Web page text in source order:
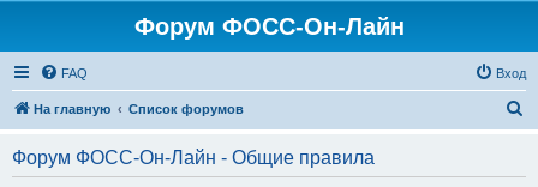
Форум ФОСС-Он-Лайн
FAQ Вход
На главную Список форумов
Форум ФОСС-Он-Лайн - Общие правила